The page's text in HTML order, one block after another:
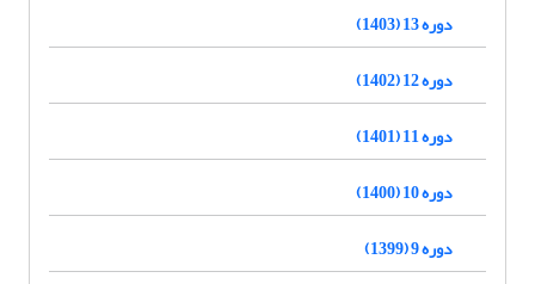
دوره 13 (1403)
دوره 12 (1402)
دوره 11 (1401)
دوره 10 (1400)
دوره 9 (1399)